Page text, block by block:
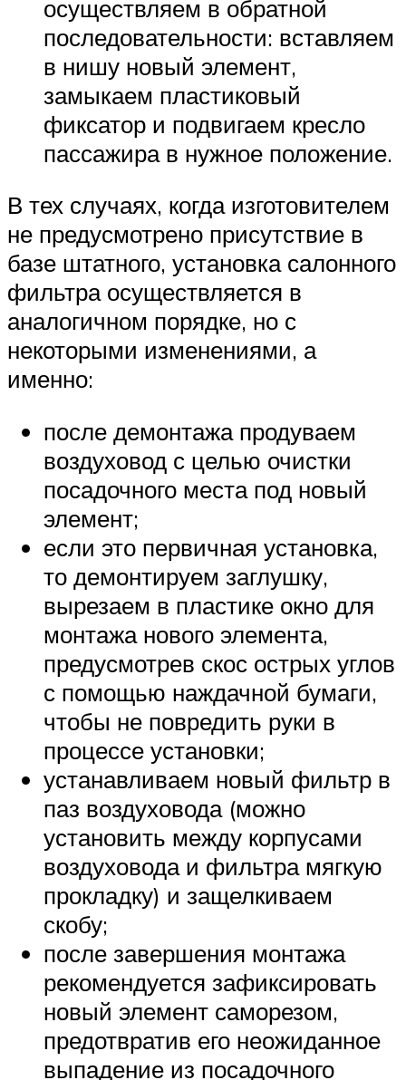
осуществляем в обратной
последовательности: вставляем
в нишу новый элемент,
замыкаем пластиковый
фиксатор и подвигаем кресло
пассажира в нужное положение.
В тех случаях, когда изготовителем
не предусмотрено присутствие в
базе штатного, установка салонного
фильтра осуществляется в
аналогичном порядке, но с
некоторыми изменениями, а
именно:
после демонтажа продуваем
воздуховод с целью очистки
посадочного места под новый
элемент;
если это первичная установка,
то демонтируем заглушку,
вырезаем в пластике окно для
монтажа нового элемента,
предусмотрев скос острых углов
с помощью наждачной бумаги,
чтобы не повредить руки в
процессе установки;
устанавливаем новый фильтр в
паз воздуховода (можно
установить между корпусами
воздуховода и фильтра мягкую
прокладку) и защелкиваем
скобу;
после завершения монтажа
рекомендуется зафиксировать
новый элемент саморезом,
предотвратив его неожиданное
выпадение из посадочного